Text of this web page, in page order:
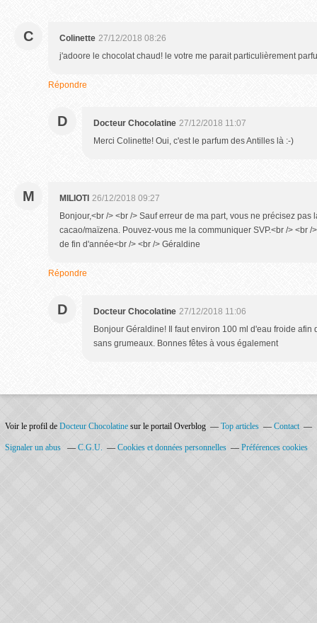
C Colinette 27/12/2018 08:26
j'adoore le chocolat chaud! le votre me parait particulièrement
Répondre
D Docteur Chocolatine 27/12/2018 11:07
Merci Colinette! Oui, c'est le parfum des Antilles là :-)
M MILIOTI 26/12/2018 09:27
Bonjour,<br /> <br /> Sauf erreur de ma part, vous ne précisez
cacao/maïzena. Pouvez-vous me la communiquer SVP.<br /> <br /
de fin d'année<br /> <br /> Géraldine
Répondre
D Docteur Chocolatine 27/12/2018 11:06
Bonjour Géraldine! Il faut environ 100 ml d'eau froide
sans grumeaux. Bonnes fêtes à vous également
Voir le profil de Docteur Chocolatine sur le portail Overblog Top articles Contact
Signaler un abus C.G.U. Cookies et données personnelles Préférences cookies